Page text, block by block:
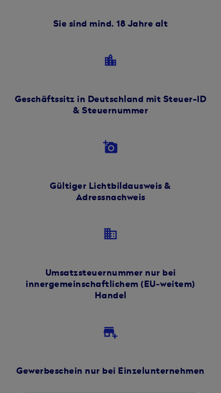
Sie sind mind. 18 Jahre alt
location_city
Geschäftssitz in Deutschland mit Steuer-ID
& Steuernummer
add_a_photo
Gültiger Lichtbildausweis &
Adressnachweis
business
Umsatzsteuernummer nur bei
innergemeinschaftlichem (EU‑weitem)
Handel
add_business
Gewerbeschein nur bei Einzelunternehmen